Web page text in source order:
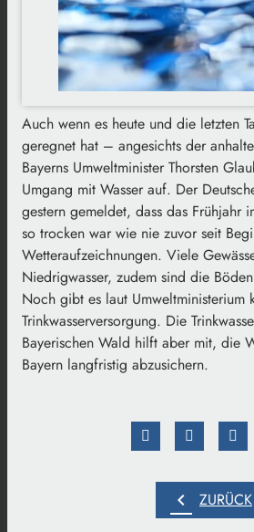
Auch wenn es heute und die letzten
geregnet hat – angesichts der
Bayerns Umweltminister Thorsten
Umgang mit Wasser auf. Der
gestern gemeldet, dass das Frühjahr
so trocken war wie nie zuvor seit
Wetteraufzeichnungen. Viele
Niedrigwasser, zudem sind die
Noch gibt es laut Umweltministerium
Trinkwasserversorgung. Die
Bayerischen Wald hilft aber mit, die
Bayern langfristig abzusichern.
chevron_left ZURÜCK